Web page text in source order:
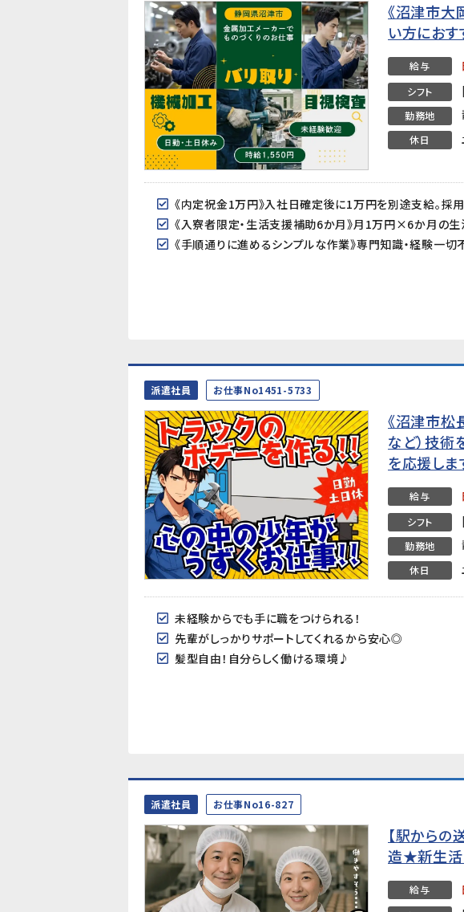
《沼津市大
い方にお
給与
シフト
勤務地
休日
《内定祝金1万円》入社日確定後に1万円を別途支給。採
《入寮者限定・生活支援補助6か月》月1万円×6か月の
派遣社員 お仕事No1451-5733
《沼津市松
など）技
を応援しま
給与
シフト
勤務地
休日
未経験からでも手に職をつけられる！
先輩がしっかりサポートしてくれるから安心◎
髪型自由！自分らしく働ける環境♪
派遣社員 お仕事No16-827
【駅から
造★新生活
給与